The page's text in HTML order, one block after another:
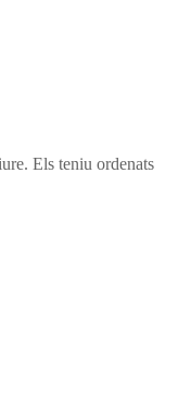
Els teniu ordenats